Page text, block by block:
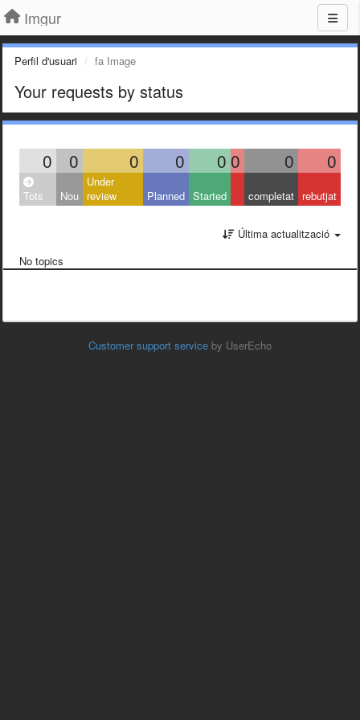
Imgur
Perfil d'usuari fa Image
Your requests by status
0 0 0 0 0 0 0 0
Tots Nou
Under
review
Planned Started completat rebutjat
Última actualització
No topics
Customer support service by UserEcho